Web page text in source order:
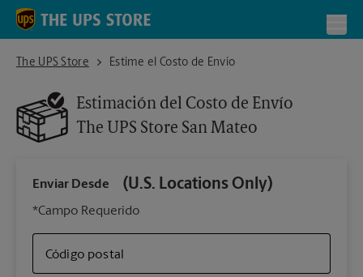
Skip to content
Return to Nav
The UPS Store
The UPS Store San MateoEstime el Costo de Envío
Estimación del Costo de Envío
The UPS Store San Mateo
Enviar Desde (U.S. Locations Only)
*Campo Requerido
Código postal